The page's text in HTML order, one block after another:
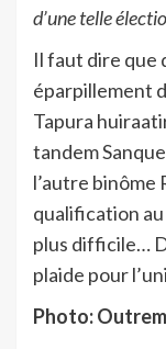
d’une telle
Il faut dire que
éparpillement
Tapura
tandem
l’autre
qualification
plus difficile…
plaide pour
Photo: